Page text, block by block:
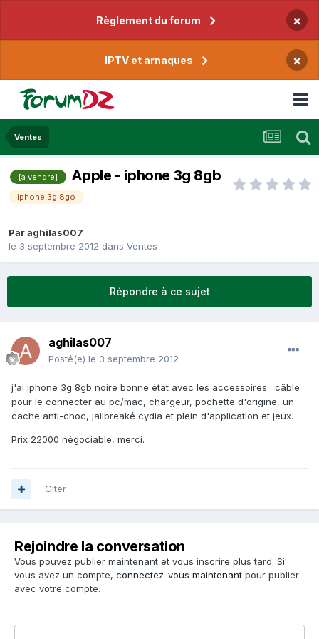
Règlement du forum ×
IPTV et arnaques ×
Ventes
[a vendre] Apple - iphone 3g 8gb
iphone 3g 8go
Paraghilas007
le 3 septembre 2012 dans Ventes
Répondre à ce sujet
aghilas007
Posté(e) le 3 septembre 2012
j'ai iphone 3g 8gb noire bonne état avec les accessoires : câble
pour le connecter au pc/mac, chargeur, pochette d'origine, un
cache anti-choc, jailbreaké cydia et plein d'application et jeux.
Prix 22000 négociable, merci.
Citer
Rejoindre la conversation
Vous pouvez publier maintenant et vous inscrire plus tard. Si
vous avez un compte, connectez-vous maintenant pour publier
avec votre compte.